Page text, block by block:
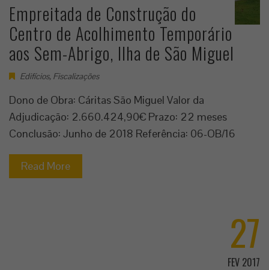
Empreitada de Construção do
Centro de Acolhimento Temporário
aos Sem-Abrigo, Ilha de São Miguel
Edifícios, Fiscalizações
Dono de Obra: Cáritas São Miguel Valor da
Adjudicação: 2.660.424,90€ Prazo: 22 meses
Conclusão: Junho de 2018 Referência: 06-OB/16
Read More
27
FEV 2017